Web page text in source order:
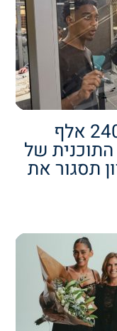
איראן מכשירה 240 אלף
של
תסגור את